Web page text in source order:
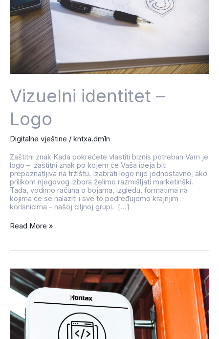
Vizuelni identitet –
Logo
Digitalne vještine / kntxa.dm1n
Zaštitni znak Kada pokrećete vlastiti biznis potreban Vam je
logo – zaštitni znak po kojem će Vaša ideja biti
prepoznatljiva na tržištu. Izabrati logo nije jednostavno, ako
prilikom njegovog izbora želimo razmišljati marketinški.
Tada, vodimo računa o bojama, izgledu, formatima na
kojima će se nalaziti i sve to podređujemo krajnjim
korisnicima – našoj ciljnoj grupi. […]
Read More »
Programiranje
–
umjetnost
web
stranica,
aplikacija
i
trgovina